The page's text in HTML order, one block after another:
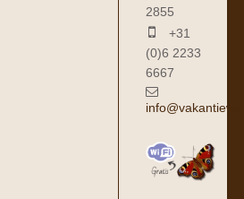
2855
+31
(0)6 2233
6667